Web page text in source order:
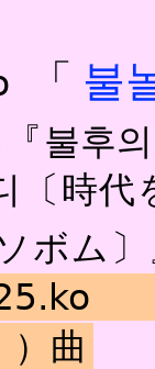
「 불
『불후
〔時
ボム
）曲